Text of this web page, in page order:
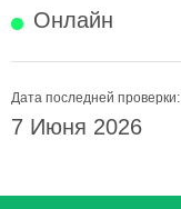
Онлайн
Дата последней проверки:
7 Июня 2026